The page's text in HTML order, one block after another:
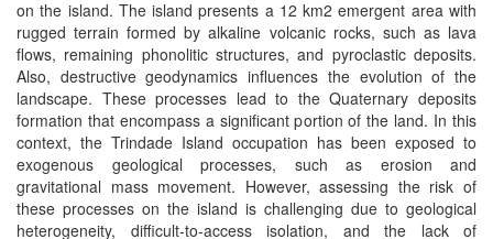
on the island. The island presents a 12 km2 emergent area with
rugged terrain formed by alkaline volcanic rocks, such as lava
flows, remaining phonolitic structures, and pyroclastic deposits.
Also, destructive geodynamics influences the evolution of the
landscape. These processes lead to the Quaternary deposits
formation that encompass a significant portion of the land. In this
context, the Trindade Island occupation has been exposed to
exogenous geological processes, such as erosion and
gravitational mass movement. However, assessing the risk of
these processes on the island is challenging due to geological
heterogeneity, difficult-to-access isolation, and the lack of